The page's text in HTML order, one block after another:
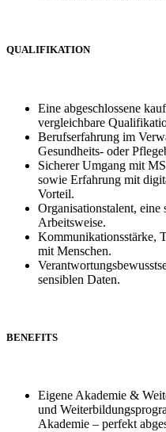
QUALIFIKATION
Eine abgeschlossene
vergleichbare
Berufserfahrung im
Gesundheits- oder
Sicherer Umgang mit
sowie Erfahrung mit
Vorteil.
Organisationstalent,
Arbeitsweise.
Kommunikationsstärke,
mit Menschen.
sensiblen Daten.
BENEFITS
Eigene Akademie &
und
Akademie – perfekt